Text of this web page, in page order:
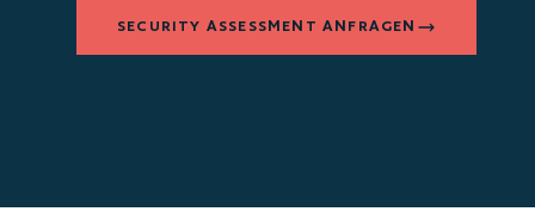
SECURITY ASSESSMENT ANFRAGEN